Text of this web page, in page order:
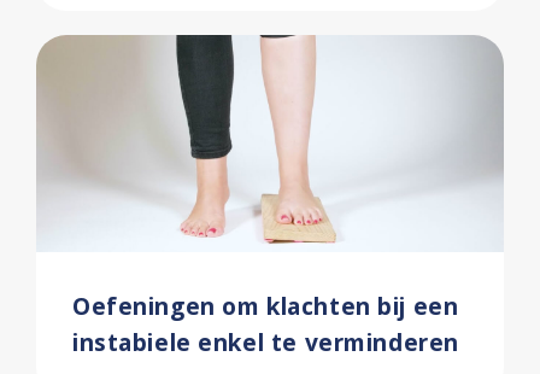
Oefeningen om klachten bij een
instabiele enkel te verminderen